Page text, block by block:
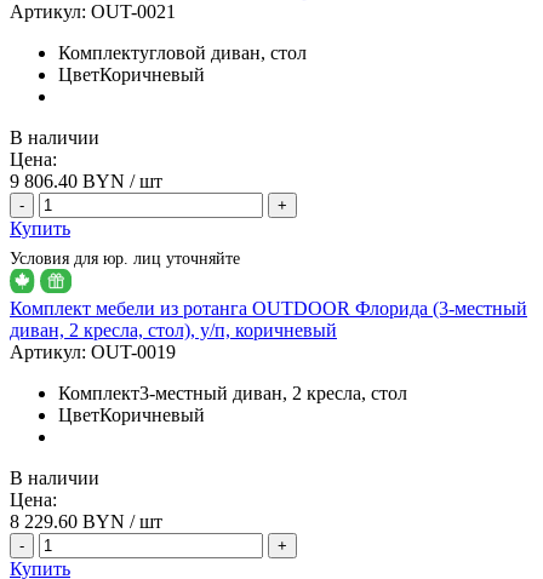
Артикул: OUT-0021
Комплектугловой диван, стол
ЦветКоричневый
В наличии
Цена:
9 806.40 BYN / шт
- +
Купить
Условия для юр. лиц уточняйте
Комплект мебели из ротанга OUTDOOR Флорида (3-местный
диван, 2 кресла, стол), у/п, коричневый
Артикул: OUT-0019
Комплект3-местный диван, 2 кресла, стол
ЦветКоричневый
В наличии
Цена:
8 229.60 BYN / шт
- +
Купить